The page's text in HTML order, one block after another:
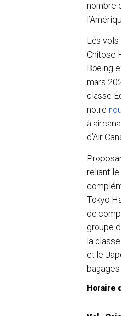
nombre
Les vols
Chitose
Boeing
mars
classe
notre
à
d’Air
reliant le
Tokyo
de
groupe
la
et le
Horaire